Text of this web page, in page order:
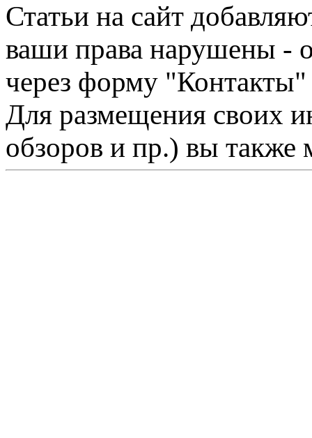
Статьи на сайт
ваши права нарушены -
через форму "Контакты"
Для размещения своих
обзоров и пр.) вы также